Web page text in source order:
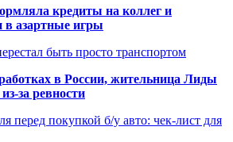
кредиты на коллег и
в азартные игры
быть просто транспортом
в России, жительница Лиды
за ревности
перед покупкой б/у авто: чек-лист для